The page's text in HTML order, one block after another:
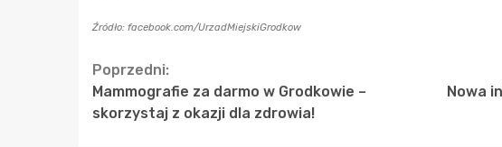
Źródło: facebook.com/UrzadMiejskiGrodkow
Continue
Reading
Poprzedni:
Mammografie za darmo w Grodkowie –
skorzystaj z okazji dla zdrowia!
Nowa